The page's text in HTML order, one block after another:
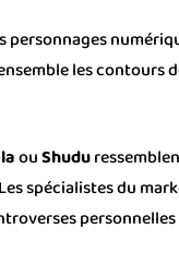
personnages
les contours
ouShudu
spécialistes du
personnelles